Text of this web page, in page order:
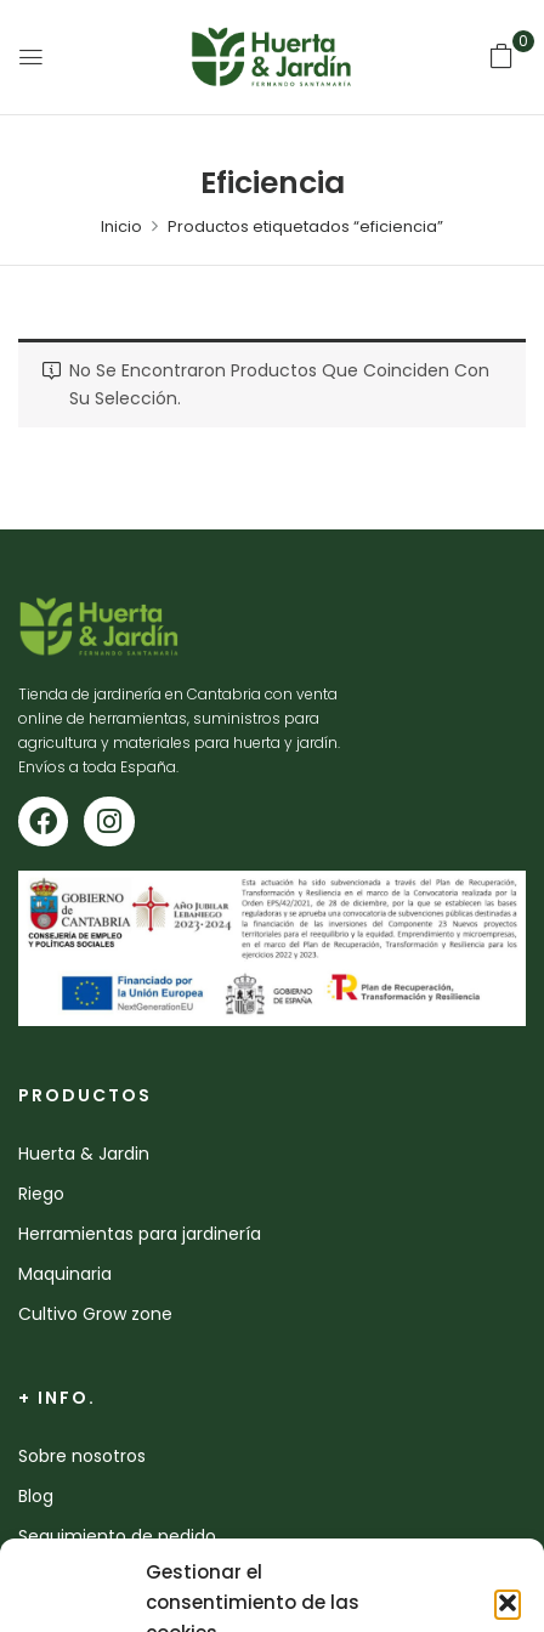
Gestionar el
consentimiento de las
0
Eficiencia
Inicio Productos etiquetados “eficiencia”
No Se Encontraron Productos Que Coinciden Con
Su Selección.
Tienda de jardinería en Cantabria con venta
online de herramientas, suministros para
agricultura y materiales para huerta y jardín.
Envíos a toda España.
PRODUCTOS
Huerta & Jardin
Riego
Herramientas para jardinería
Maquinaria
Cultivo Grow zone
+ INFO.
Sobre nosotros
Blog
Seguimiento de pedido